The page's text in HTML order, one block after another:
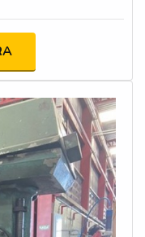
técnica e
máquinas
legais e